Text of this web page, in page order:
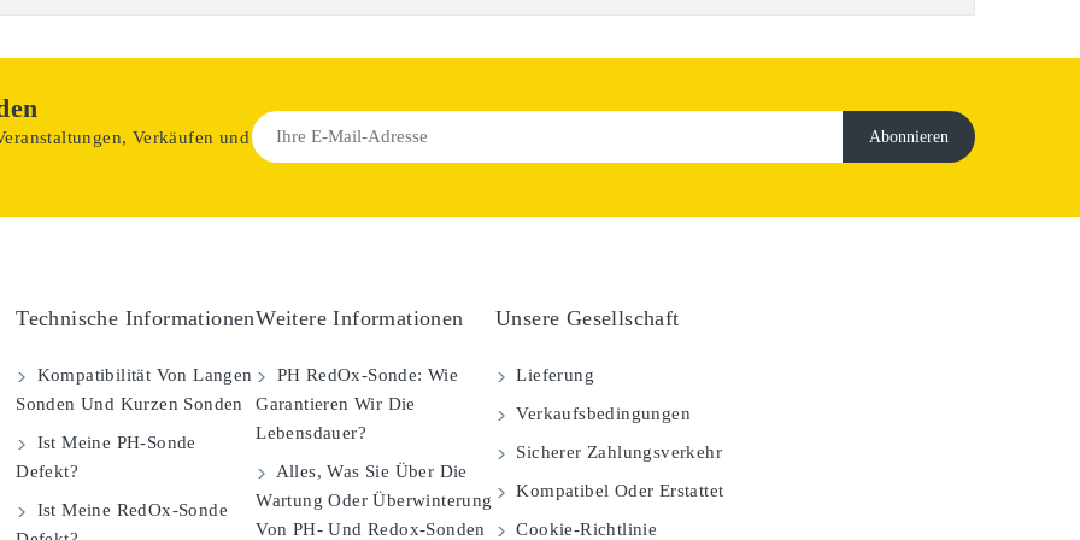
Verkäufen und
Technische Informationen
Kompatibilität Von Langen
Sonden Und Kurzen Sonden
Ist Meine PH-Sonde
Defekt?
Ist Meine RedOx-Sonde
Weitere Informationen
PH RedOx-Sonde: Wie
Garantieren Wir Die
Lebensdauer?
Alles, Was Sie Über Die
Wartung Oder Überwinterung
Von PH- Und Redox-Sonden
Unsere Gesellschaft
Lieferung
Verkaufsbedingungen
Sicherer Zahlungsverkehr
Kompatibel Oder Erstattet
Cookie-Richtlinie